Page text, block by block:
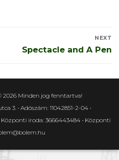
NEXT
Next
Spectacle and A Pen
2026 Minden jog fenntartva!
3. • Adószám: 11042851-2-04 •
Központi iroda: 3666443484 • Központi